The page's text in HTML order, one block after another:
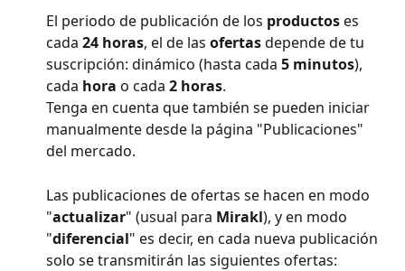
El periodo de publicación de los productos es
cada 24 horas, el de las ofertas depende de tu
suscripción: dinámico (hasta cada 5 minutos),
cada hora o cada 2 horas.
Tenga en cuenta que también se pueden iniciar
manualmente desde la página "Publicaciones"
del mercado.
Las publicaciones de ofertas se hacen en modo
"actualizar" (usual para Mirakl), y en modo
"diferencial" es decir, en cada nueva publicación
solo se transmitirán las siguientes ofertas: